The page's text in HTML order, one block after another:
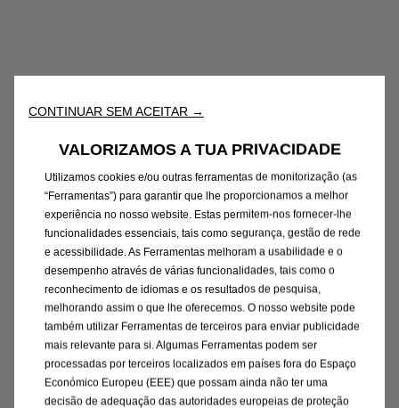
CONTINUAR SEM ACEITAR →
VALORIZAMOS A TUA PRIVACIDADE
Utilizamos cookies e/ou outras ferramentas de monitorização (as
“Ferramentas”) para garantir que lhe proporcionamos a melhor
experiência no nosso website. Estas permitem-nos fornecer-lhe
funcionalidades essenciais, tais como segurança, gestão de rede
e acessibilidade. As Ferramentas melhoram a usabilidade e o
desempenho através de várias funcionalidades, tais como o
reconhecimento de idiomas e os resultados de pesquisa,
melhorando assim o que lhe oferecemos. O nosso website pode
também utilizar Ferramentas de terceiros para enviar publicidade
mais relevante para si. Algumas Ferramentas podem ser
processadas por terceiros localizados em países fora do Espaço
Económico Europeu (EEE) que possam ainda não ter uma
decisão de adequação das autoridades europeias de proteção